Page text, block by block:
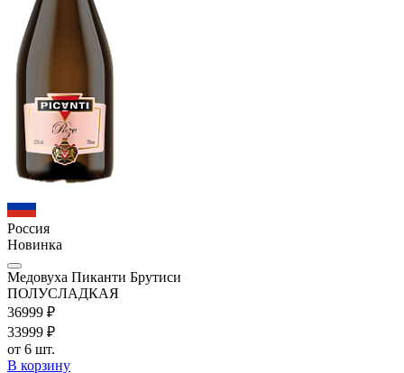
Россия
Новинка
Медовуха Пиканти Брутиси
ПОЛУСЛАДКАЯ
36999 ₽
33999 ₽
от 6 шт.
В корзину